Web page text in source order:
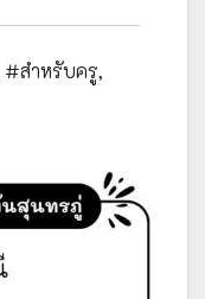
#สำหรับครู,